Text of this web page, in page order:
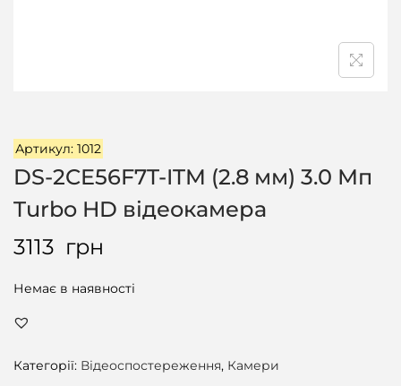
Артикул: 1012
DS-2CE56F7T-ITM (2.8 мм) 3.0 Мп
Turbo HD відеокамера
3113 грн
Немає в наявності
Категорії: Відеоспостереження, Камери